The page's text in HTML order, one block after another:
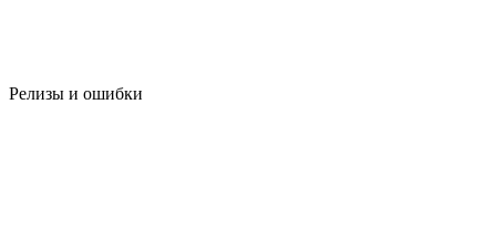
Релизы и ошибки